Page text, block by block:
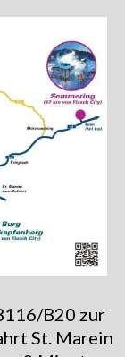
B20 zur
St. Marein